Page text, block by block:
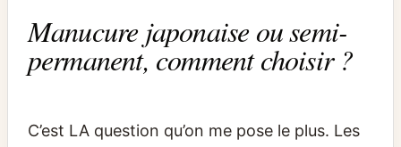
Manucure japonaise ou semi-
permanent, comment choisir ?
C’est LA question qu’on me pose le plus. Les